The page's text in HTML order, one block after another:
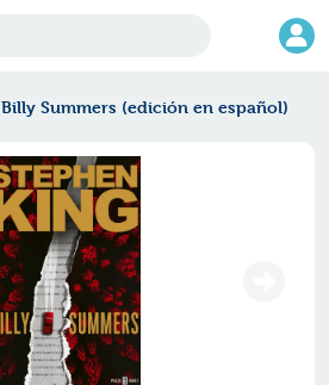
Billy Summers (edición en español)